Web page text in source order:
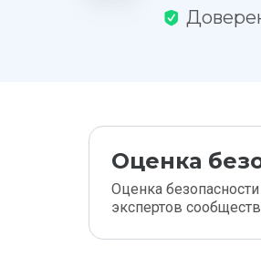
Оценка
Оценка
экспертов